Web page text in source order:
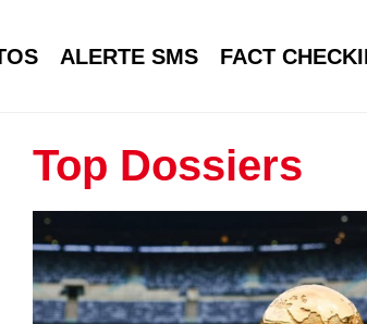
ALERTE SMS FACT
Top Dossiers